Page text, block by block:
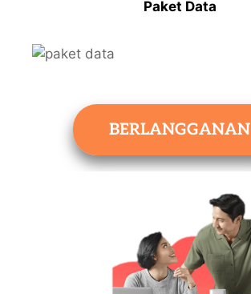
Paket Data
BERLANGGANAN